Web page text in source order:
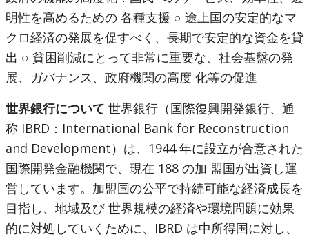
明性を高めるための 各種支援 ○ 途上国の安定的なマ
クロ経済の発展を促すべく、長期で安定的な資金を貸
出 ○ 貧困削減にとって非常に重要な、社会基盤の発
展、ガバナンス、政府機関の高度 化等の促進
世界銀行について 世界銀行（国際復興開発銀行、通
称 IBRD：International Bank for Reconstruction
and Development）は、1944 年に設立が合意された
国際開発金融機関で、現在 188 の加 盟国が出資し運
営しています。加盟国の公平で持続可能な経済成長を
目指し、地域及び 世界規模の経済や環境問題に効果
的に対処していくために、IBRD は中所得国に対し、